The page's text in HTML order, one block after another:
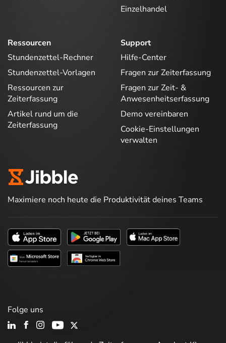
Einzelhandel
Ressourcen
Stundenzettel-Rechner
Stundenzettel-Vorlagen
Ressourcen zur
Zeiterfassung
Artikel rund um die
Zeiterfassung
Support
Hilfe-Center
Fragen zur Zeiterfassung
Fragen zur Zeit- &
Anwesenheitserfassung
Demo vereinbaren
Cookie-Einstellungen
verwalten
Maximiere noch heute die Produktivität deines Teams
Folge uns